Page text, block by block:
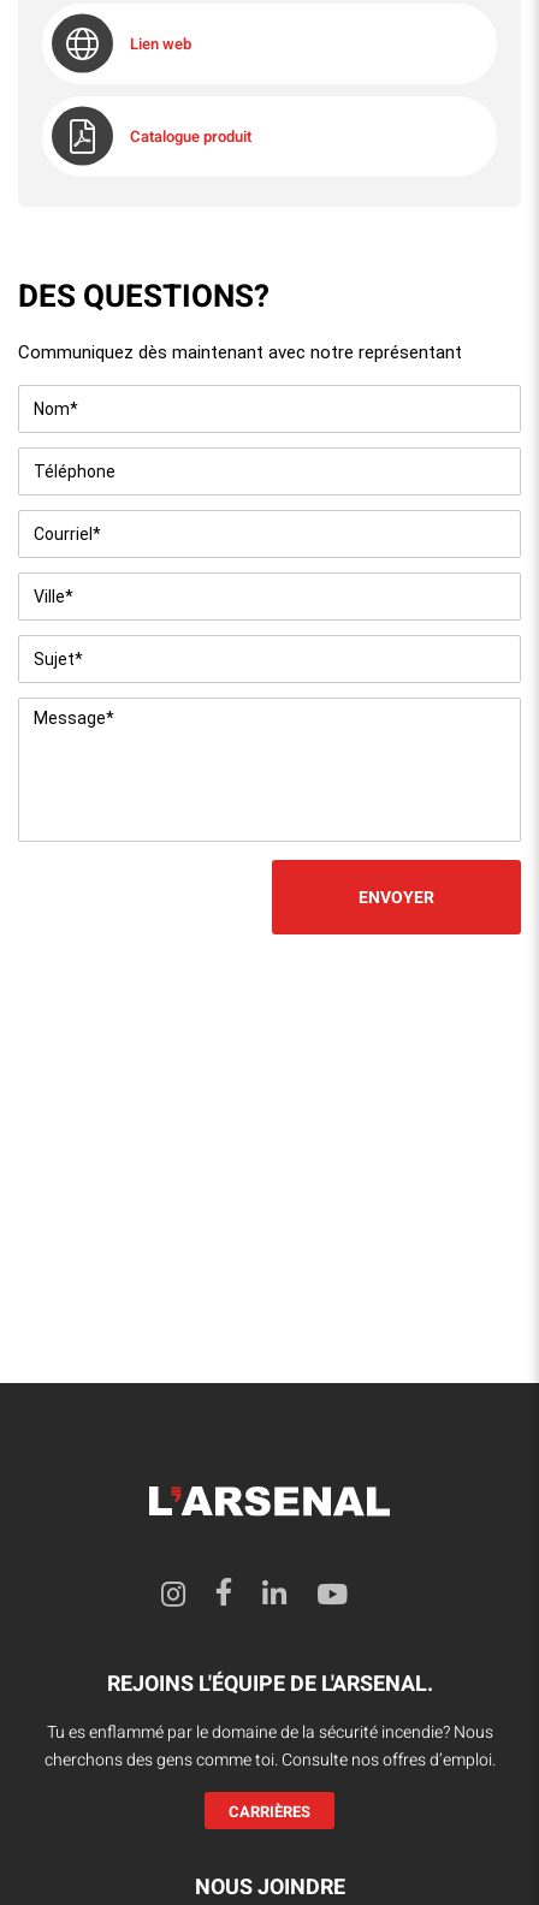
Lien web
Catalogue produit
DES QUESTIONS?
Communiquez dès maintenant avec notre représentant
Nom *
Téléphone
Courriel *
Ville
Sujet
Message *
REJOINS L'ÉQUIPE DE L'ARSENAL.
Tu es enflammé par le domaine de la sécurité incendie? Nous
cherchons des gens comme toi. Consulte nos offres d’emploi.
CARRIÈRES
NOUS JOINDRE